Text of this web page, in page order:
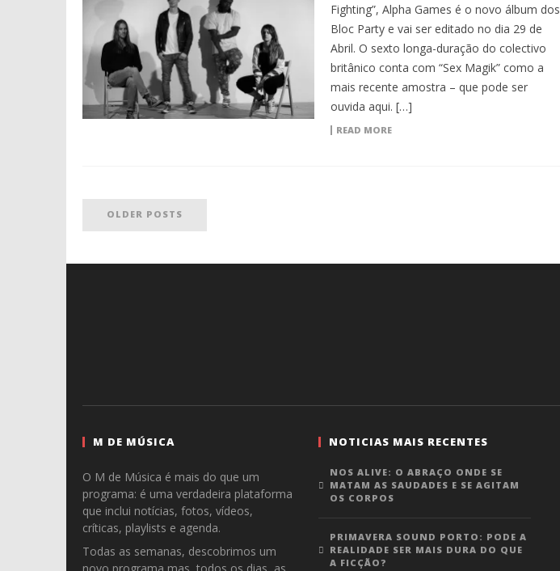
Fighting”, Alpha Games é o novo álbum dos
Bloc Party e vai ser editado no dia 29 de
Abril. O sexto longa-duração do colectivo
britânico conta com “Sex Magik” como a
mais recente amostra – que pode ser
ouvida aqui. […]
READ MORE
OLDER POSTS
M DE MÚSICA
O M de Música é mais do que um
programa: é uma verdadeira plataforma
que inclui notícias, fotos, vídeos,
críticas, playlists e agenda.
Todas as semanas, descobrimos um
novo programa mas, todos os dias, as
NOTICIAS MAIS RECENTES
NOS ALIVE: O ABRAÇO ONDE SE
MATAM AS SAUDADES E SE AGITAM
OS CORPOS
PRIMAVERA SOUND PORTO: PODE A
REALIDADE SER MAIS DURA DO QUE
A FICÇÃO?